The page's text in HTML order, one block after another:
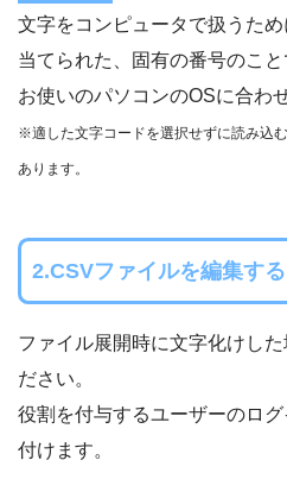
文字をコンピュータで扱うた
当てられた、固有の番号のこと
お使いのパソコンのOSに合わ
※適した文字コードを選択せずに読み込
あります。
2.CSVファイルを編集する
ファイル展開時に文字化けし
ださい。
役割を付与するユーザーのロ
付けます。